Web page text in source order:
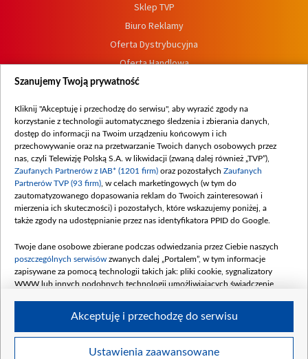
Sklep TVP
Biuro Reklamy
Oferta Dystrybucyjna
Oferta Handlowa
Dostępność
Procedura zgłoszeń wewnętrznych
Szanujemy Twoją prywatność
Kliknij "Akceptuję i przechodzę do serwisu", aby wyrazić zgody na
korzystanie z technologii automatycznego śledzenia i zbierania danych,
dostęp do informacji na Twoim urządzeniu końcowym i ich
przechowywanie oraz na przetwarzanie Twoich danych osobowych przez
nas, czyli Telewizję Polską S.A. w likwidacji (zwaną dalej również „TVP”),
Zaufanych Partnerów z IAB* (1201 firm) oraz pozostałych Zaufanych
Partnerów TVP (93 firm) , w celach marketingowych (w tym do
zautomatyzowanego dopasowania reklam do Twoich zainteresowań i
mierzenia ich skuteczności) i pozostałych, które wskazujemy poniżej, a
także zgody na udostępnianie przez nas identyfikatora PPID do Google.
Twoje dane osobowe zbierane podczas odwiedzania przez Ciebie naszych
poszczególnych serwisów zwanych dalej „Portalem”, w tym informacje
zapisywane za pomocą technologii takich jak: pliki cookie, sygnalizatory
WWW lub innych podobnych technologii umożliwiających świadczenie
Twoje dane osobowe zbierane podczas odwiedzania przez Ciebie
Ustawienia zaawansowane
Akceptuję i przechodzę do serwisu